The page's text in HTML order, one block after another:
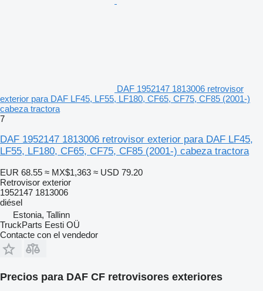
DAF 1952147 1813006 retrovisor
exterior para DAF LF45, LF55, LF180, CF65, CF75, CF85 (2001-)
cabeza tractora
7
DAF 1952147 1813006 retrovisor exterior para DAF LF45,
LF55, LF180, CF65, CF75, CF85 (2001-) cabeza tractora
EUR 68.55 ≈ MX$1,363 ≈ USD 79.20
Retrovisor exterior
1952147 1813006
diésel
Estonia, Tallinn
TruckParts Eesti OÜ
Contacte con el vendedor
Precios para DAF CF retrovisores exteriores